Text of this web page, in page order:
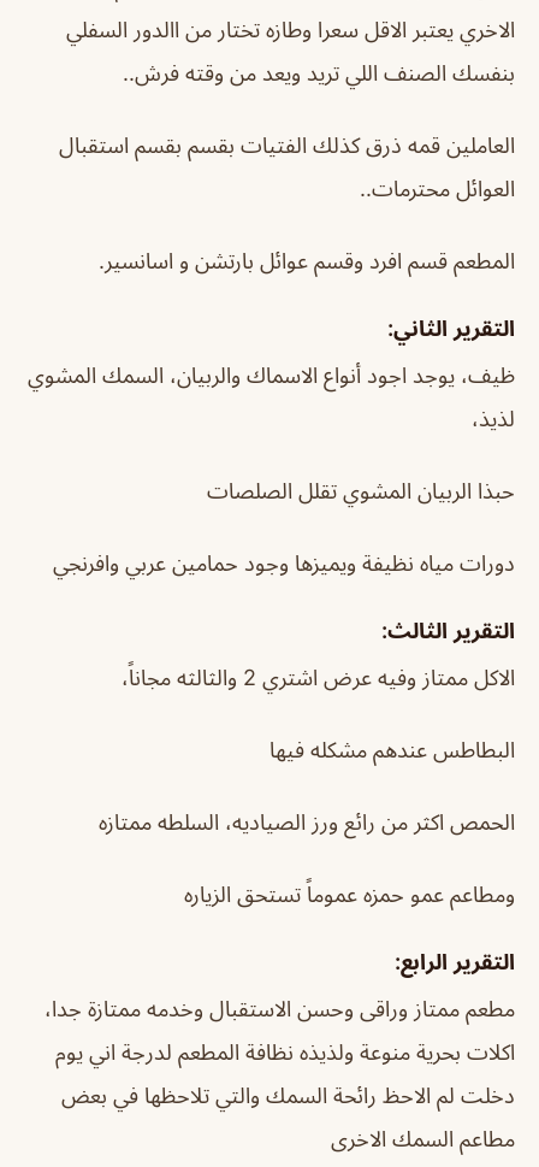
الاخري يعتبر الاقل سعرا وطازه تختار من االدور السفلي
بنفسك الصنف اللي تريد ويعد من وقته فرش..
العاملين قمه ذرق كذلك الفتيات بقسم بقسم استقبال
العوائل محترمات..
المطعم قسم افرد وقسم عوائل بارتشن و اسانسير.
التقرير الثاني:
ظيف، يوجد اجود أنواع الاسماك والربيان، السمك المشوي
لذيذ،
حبذا الربيان المشوي تقلل الصلصات
دورات مياه نظيفة ويميزها وجود حمامين عربي وافرنجي
التقرير الثالث:
الاكل ممتاز وفيه عرض اشتري 2 والثالثه مجاناً،
البطاطس عندهم مشكله فيها
الحمص اكثر من رائع ورز الصياديه، السلطه ممتازه
ومطاعم عمو حمزه عموماً تستحق الزياره
التقرير الرابع:
مطعم ممتاز وراقى وحسن الاستقبال وخدمه ممتازة جدا،
اكلات بحرية منوعة ولذيذه نظافة المطعم لدرجة اني يوم
دخلت لم الاحظ رائحة السمك والتي تلاحظها في بعض
مطاعم السمك الاخرى